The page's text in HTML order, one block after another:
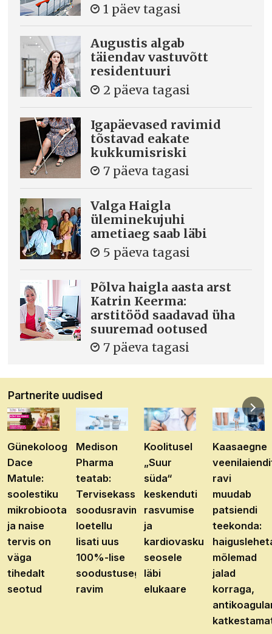
1 päev tagasi
Augustis algab
täiendav vastuvõtt
residentuuri
2 päeva tagasi
Igapäevased ravimid
tõstavad eakate
kukkumisriski
7 päeva tagasi
Valga Haigla
üleminekujuhi
ametiaeg saab läbi
5 päeva tagasi
Põlva haigla aasta arst
Katrin Keerma:
arstitööd saadavad üha
suuremad ootused
7 päeva tagasi
Partnerite uudised
Günekoloog
Dace
Matule:
soolestiku
mikrobioota
ja naise
tervis on
väga
tihedalt
seotud
Medison
Pharma
teatab:
Tervisekassa
soodusravimite
loetellu
lisati uus
100%-lise
soodustusega
ravim
Koolitusel
„Suur
süda“
keskenduti
rasvumise
ja
kardiovaskulaarhaiguste
seosele
läbi
elukaare
Kaasaegne
ravi
muudab
patsiendi
teekonda:
mõlemad
jalad
korraga,